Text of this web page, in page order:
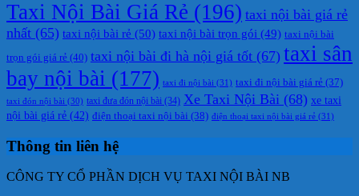
Taxi Nội Bài Giá Rẻ (196) taxi nội bài giá rẻ
nhất (65) taxi nội bài rẻ (50) taxi nội bài trọn gói (49) taxi nội bài
trọn gói giá rẻ (40) taxi nội bài đi hà nội giá tốt (67) taxi sân
bay nội bài (177) taxi đi nội bài (31) taxi đi nội bài giá rẻ (37)
taxi đón nội bài (30) taxi đưa đón nội bài (34) Xe Taxi Nội Bài (68) xe taxi
nội bài giá rẻ (42) điện thoại taxi nội bài (38) điện thoại taxi nội bài giá rẻ (31)
Thông tin liên hệ
CÔNG TY CỔ PHẦN DỊCH VỤ TAXI NỘI BÀI NB